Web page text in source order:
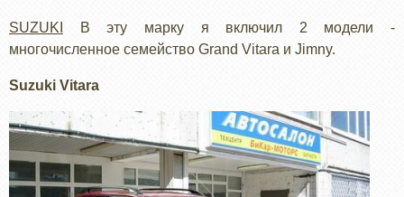
SUZUKI
В эту марку я включил 2 модели -
многочисленное семейство Grand Vitara и Jimny.
Suzuki Vitara